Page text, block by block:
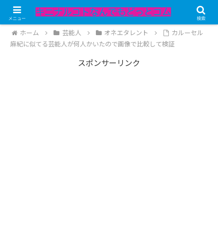
記事内にPRが含まれています。
ホーム 芸能人 オネエタレント
カルーセル
麻紀に似てる芸能人が何人かいたので画像で比較して検証
スポンサーリンク
メニュー 検索